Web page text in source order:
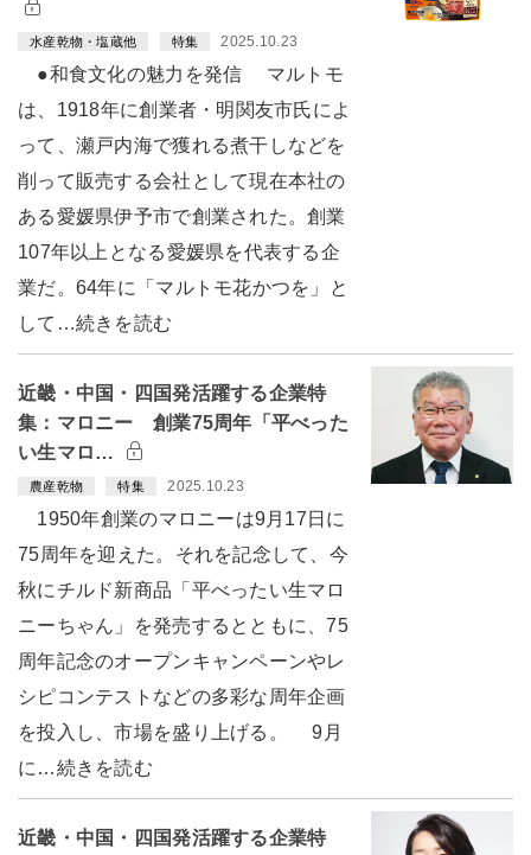
水産乾物・塩蔵他 特集 2025.10.23
●和食文化の魅力を発信 マルトモ
は、1918年に創業者・明関友市氏によ
って、瀬戸内海で獲れる煮干しなどを
削って販売する会社として現在本社の
ある愛媛県伊予市で創業された。創業
107年以上となる愛媛県を代表する企
業だ。64年に「マルトモ花かつを」と
して…続きを読む
近畿・中国・四国発活躍する企業特
集：マロニー 創業75周年「平べった
い生マロ…
農産乾物 特集 2025.10.23
1950年創業のマロニーは9月17日に
75周年を迎えた。それを記念して、今
秋にチルド新商品「平べったい生マロ
ニーちゃん」を発売するとともに、75
周年記念のオープンキャンペーンやレ
シピコンテストなどの多彩な周年企画
を投入し、市場を盛り上げる。 9月
に…続きを読む
近畿・中国・四国発活躍する企業特